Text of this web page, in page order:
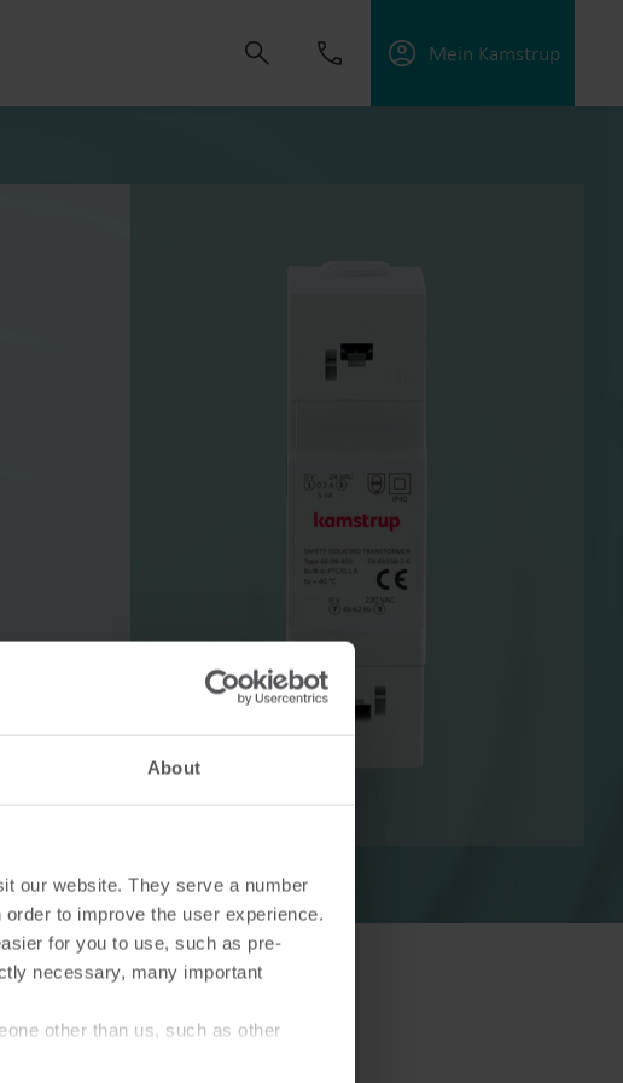
About
our website. They serve a number
to improve the user experience.
for you to use, such as pre-
necessary, many important
other than us, such as other
Mein Kamstrup
Versorgungsunternehmen zu unterstützen, die